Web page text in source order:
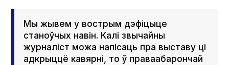
Мы жывем у вострым дэфіцыце
станоўчых навін. Калі звычайны
журналіст можа напісаць пра выставу ці
адкрыццё кавярні, то ў праваабарончай